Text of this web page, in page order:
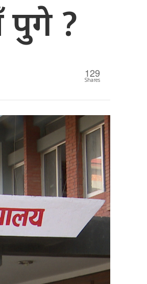
पुगे ?
129
Shares